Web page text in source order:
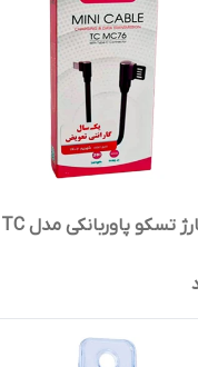
کابل شارژ تسکو پاوربانکی مدل TC